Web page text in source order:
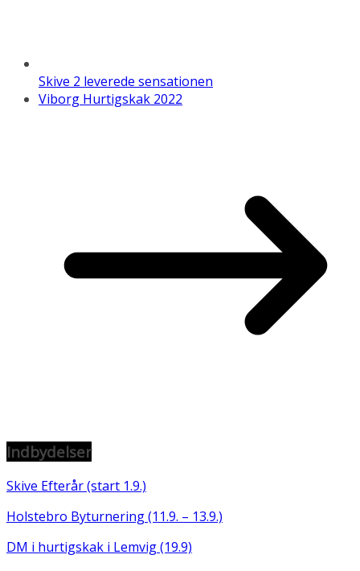
Skive 2 leverede sensationen
Viborg Hurtigskak 2022
Indbydelser
Skive Efterår (start 1.9.)
Holstebro Byturnering (11.9. – 13.9.)
DM i hurtigskak i Lemvig (19.9)